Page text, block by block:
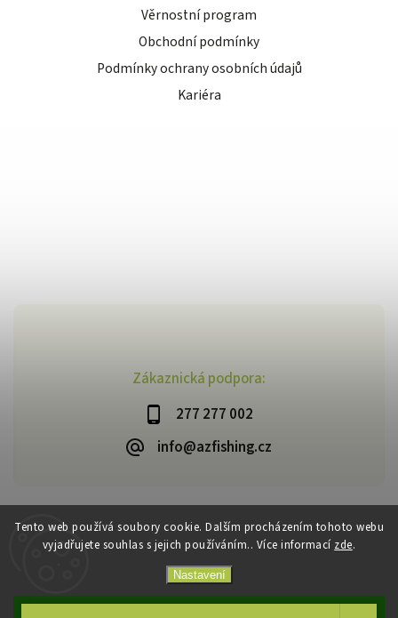
Tento web používá soubory cookie. Dalším procházením tohoto webu
vyjadřujete souhlas s jejich používáním.. Více informací zde.
Nastavení
Zákaznická podpora:
277 277 002
info@azfishing.cz
Věrnostní program
Obchodní podmínky
Podmínky ochrany osobních údajů
Kariéra
Copyright 2026AzFishing.cz. Všechna práva vyhrazena.
VytvořilShoptet| Design